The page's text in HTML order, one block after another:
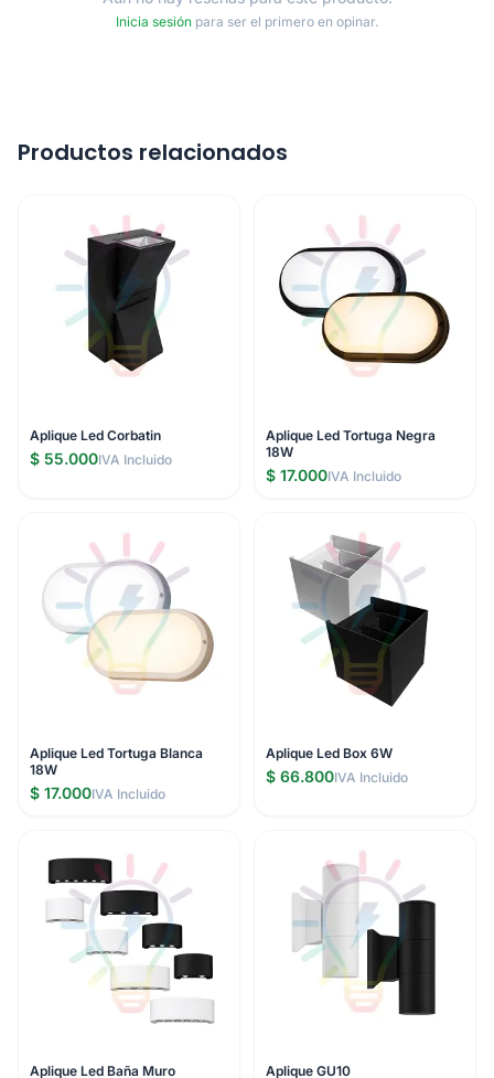
Inicia sesión para ser el primero en opinar.
Productos relacionados
Aplique Led Corbatin
$ 55.000IVA Incluido
Aplique Led Tortuga Negra
18W
$ 17.000IVA Incluido
Aplique Led Tortuga Blanca
18W
$ 17.000IVA Incluido
Aplique Led Box 6W
$ 66.800IVA Incluido
Aplique Led Baña Muro Aplique GU10